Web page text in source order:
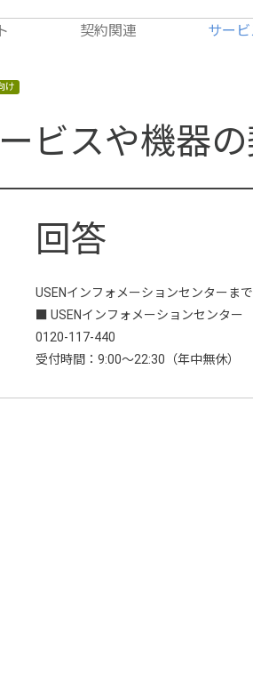
契約関連 サー
け
ビスや機器
USENインフォメーションセンターま
■ USENインフォメーションセンター
0120-117-440
受付時間：9:00～22:30（年中無休）